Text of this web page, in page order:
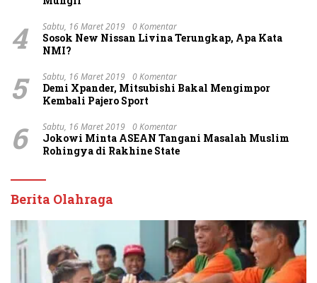
4 Sabtu, 16 Maret 2019 0 Komentar
Sosok New Nissan Livina Terungkap, Apa Kata
NMI?
5 Sabtu, 16 Maret 2019 0 Komentar
Demi Xpander, Mitsubishi Bakal Mengimpor
Kembali Pajero Sport
6 Sabtu, 16 Maret 2019 0 Komentar
Jokowi Minta ASEAN Tangani Masalah Muslim
Rohingya di Rakhine State
Berita Olahraga